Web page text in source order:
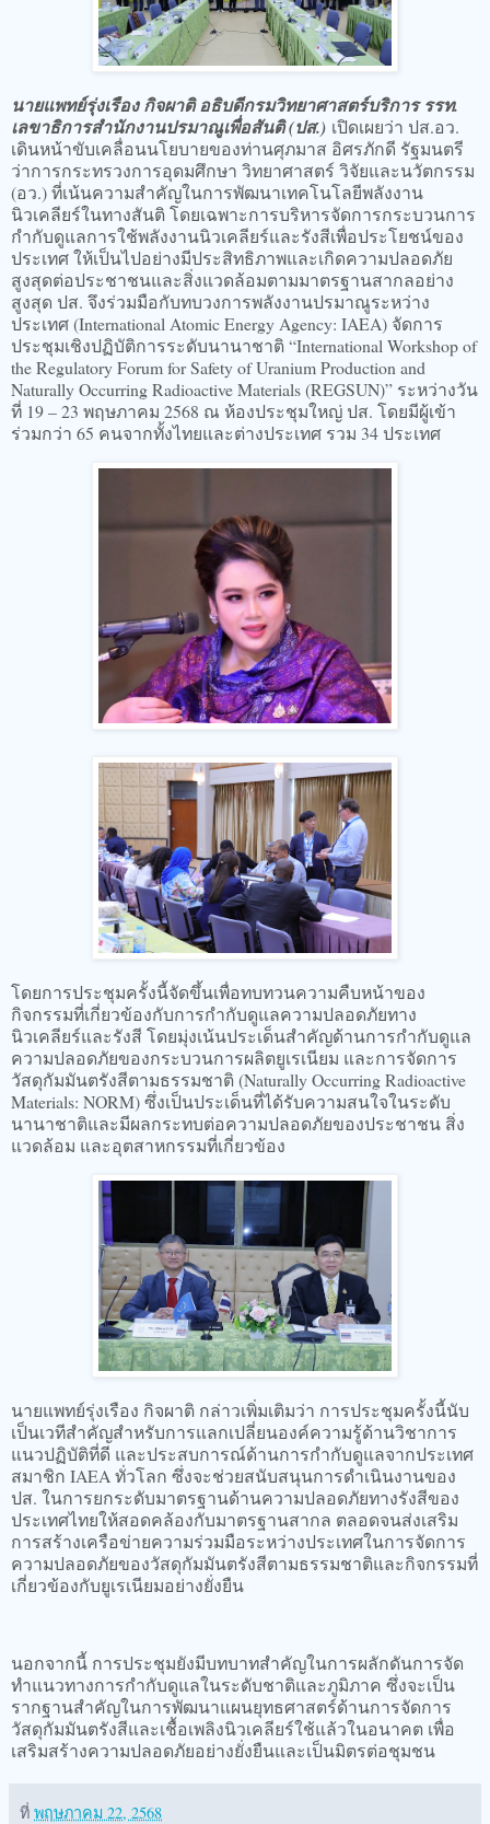
นายแพทย์รุ่งเรือง กิจผาติ อธิบดีกรมวิทยาศาสตร์บริการ รรท.
เลขาธิการสำนักงานปรมาณูเพื่อสันติ (ปส.) เปิดเผยว่า ปส.อว.
เดินหน้าขับเคลื่อนนโยบายของท่านศุภมาส อิศรภักดี รัฐมนตรี
ว่าการกระทรวงการอุดมศึกษา วิทยาศาสตร์ วิจัยและนวัตกรรม
(อว.) ที่เน้นความสำคัญในการพัฒนาเทคโนโลยีพลังงาน
นิวเคลียร์ในทางสันติ โดยเฉพาะการบริหารจัดการกระบวนการ
กำกับดูแลการใช้พลังงานนิวเคลียร์และรังสีเพื่อประโยชน์ของ
ประเทศ ให้เป็นไปอย่างมีประสิทธิภาพและเกิดความปลอดภัย
สูงสุดต่อประชาชนและสิ่งแวดล้อมตามมาตรฐานสากลอย่าง
สูงสุด ปส. จึงร่วมมือกับทบวงการพลังงานปรมาณูระหว่าง
ประเทศ (International Atomic Energy Agency: IAEA) จัดการ
ประชุมเชิงปฏิบัติการระดับนานาชาติ “International Workshop of
the Regulatory Forum for Safety of Uranium Production and
Naturally Occurring Radioactive Materials (REGSUN)” ระหว่างวัน
ที่ 19 – 23 พฤษภาคม 2568 ณ ห้องประชุมใหญ่ ปส. โดยมีผู้เข้า
ร่วมกว่า 65 คนจากทั้งไทยและต่างประเทศ รวม 34 ประเทศ
โดยการประชุมครั้งนี้จัดขึ้นเพื่อทบทวนความคืบหน้าของ
กิจกรรมที่เกี่ยวข้องกับการกำกับดูแลความปลอดภัยทาง
นิวเคลียร์และรังสี โดยมุ่งเน้นประเด็นสำคัญด้านการกำกับดูแล
ความปลอดภัยของกระบวนการผลิตยูเรเนียม และการจัดการ
วัสดุกัมมันตรังสีตามธรรมชาติ (Naturally Occurring Radioactive
Materials: NORM) ซึ่งเป็นประเด็นที่ได้รับความสนใจในระดับ
นานาชาติและมีผลกระทบต่อความปลอดภัยของประชาชน สิ่ง
แวดล้อม และอุตสาหกรรมที่เกี่ยวข้อง
นายแพทย์รุ่งเรือง กิจผาติ กล่าวเพิ่มเติมว่า การประชุมครั้งนี้นับ
เป็นเวทีสำคัญสำหรับการแลกเปลี่ยนองค์ความรู้ด้านวิชาการ
แนวปฏิบัติที่ดี และประสบการณ์ด้านการกำกับดูแลจากประเทศ
สมาชิก IAEA ทั่วโลก ซึ่งจะช่วยสนับสนุนการดำเนินงานของ
ปส. ในการยกระดับมาตรฐานด้านความปลอดภัยทางรังสีของ
ประเทศไทยให้สอดคล้องกับมาตรฐานสากล ตลอดจนส่งเสริม
การสร้างเครือข่ายความร่วมมือระหว่างประเทศในการจัดการ
ความปลอดภัยของวัสดุกัมมันตรังสีตามธรรมชาติและกิจกรรมที่
เกี่ยวข้องกับยูเรเนียมอย่างยั่งยืน
นอกจากนี้ การประชุมยังมีบทบาทสำคัญในการผลักดันการจัด
ทำแนวทางการกำกับดูแลในระดับชาติและภูมิภาค ซึ่งจะเป็น
รากฐานสำคัญในการพัฒนาแผนยุทธศาสตร์ด้านการจัดการ
วัสดุกัมมันตรังสีและเชื้อเพลิงนิวเคลียร์ใช้แล้วในอนาคต เพื่อ
เสริมสร้างความปลอดภัยอย่างยั่งยืนและเป็นมิตรต่อชุมชน
ที่ พฤษภาคม 22, 2568